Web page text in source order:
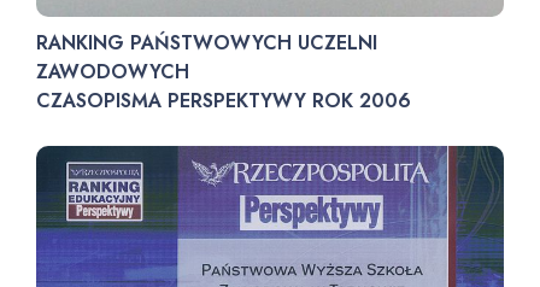
RANKING PAŃSTWOWYCH UCZELNI
ZAWODOWYCH
CZASOPISMA PERSPEKTYWY ROK 2006